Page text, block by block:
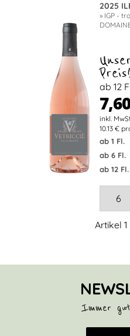
2025
» IGP -
Preis!
ab 12
10.13 €
ab 1 Fl.
ab 6 Fl.
ab 12 Fl.
Artikel 1
Immer